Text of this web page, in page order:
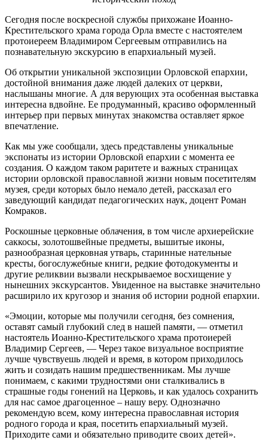
Сегодня после воскресной службы прихожане Иоанно-
Крестительского храма города Орла вместе с настоятелем
протоиереем Владимиром Сергеевым отправились на
познавательную экскурсию в епархиальный музей.
Об открытии уникальной экспозиции Орловской епархии,
достойной внимания даже людей далеких от церкви,
наслышаны многие. А для верующих эта особенная выставка
интересна вдвойне. Ее продуманный, красиво оформленный
интерьер при первых минутах знакомства оставляет яркое
впечатление.
Как мы уже сообщали, здесь представлены уникальные
экспонаты из истории Орловской епархии с момента ее
создания. О каждом таком раритете и важных страницах
истории орловской православной жизни новым посетителям
музея, среди которых было немало детей, рассказал его
заведующий кандидат педагогических наук, доцент Роман
Комраков.
Роскошные церковные облачения, в том числе архиерейские
саккосы, золотошвейные предметы, вышитые иконы,
разнообразная церковная утварь, старинные нательные
кресты, богослужебные книги, редкие фотодокументы и
другие реликвии вызвали нескрываемое восхищение у
нынешних экскурсантов. Увиденное на выставке значительно
расширило их кругозор и знания об истории родной епархии.
«Эмоции, которые мы получили сегодня, без сомнения,
оставят самый глубокий след в нашей памяти, — отметил
настоятель Иоанно-Крестительского храма протоиерей
Владимир Сергеев, — Через такое визуальное восприятие
лучше чувствуешь людей и время, в котором приходилось
жить и созидать нашим предшественникам. Мы лучше
понимаем, с какими трудностями они сталкивались в
страшные годы гонений на Церковь, и как удалось сохранить
для нас самое драгоценное – нашу веру. Однозначно
рекомендую всем, кому интересна православная история
родного города и края, посетить епархиальный музей.
Приходите сами и обязательно приводите своих детей».